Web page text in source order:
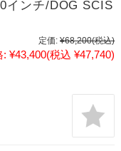
インチ/DOG SCIS
定価: ¥68,200(税込)
: ¥43,400(税込 ¥47,740)